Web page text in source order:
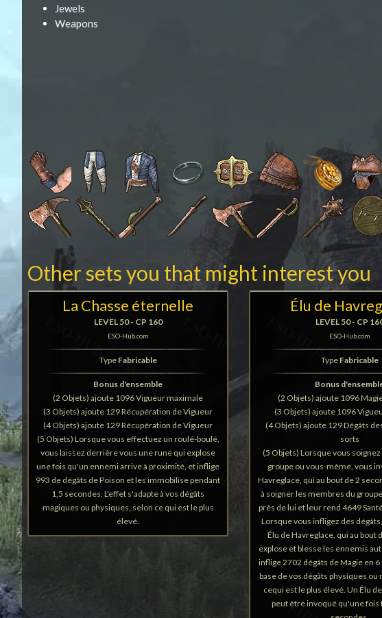
Jewels
Weapons
Other sets you that might interest you
La Chasse éternelle
LEVEL 50 - CP 160
ESO-Hub.com
Type Fabricable
Bonus d'ensemble
(2 Objets) ajoute 1096 Vigueur maximale
(3 Objets) ajoute 129 Récupération de Vigueur
(4 Objets) ajoute 129 Récupération de Vigueur
(5 Objets) Lorsque vous effectuez un roulé-boulé,
vous laissez derrière vous une rune qui explose
une fois qu'un ennemi arrive à proximité, et inflige
993 de dégâts de Poison et les immobilise pendant
1,5 secondes. L'effet s'adapte à vos dégâts
magiques ou physiques, selon ce qui est le plus
élevé.
Élu de
LEVEL 50 - CP
ESO-Hub.com
Type Fabricable
Bonus
(2 Objets) ajoute 1096
(3 Objets) ajoute 1096
(4 Objets) ajoute 129 Dégâts
sorts
(5 Objets) Lorsque vous
groupe ou vous-même, vous
Havreglace, qui au bout de 2
à soigner les membres du
près de lui et leur rend 4649
Lorsque vous infligez des
Élu de Havreglace, qui au bout
explose et blesse les ennemis
inflige 2702 dégâts de Magie en
base de vos dégâts physiques ou
cequi est le plus élevé. Un Élu
peut être invoqué qu'une fois